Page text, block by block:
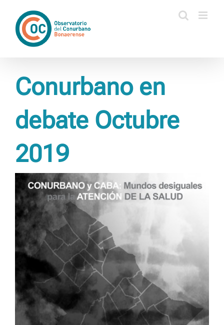
contenido
Conurbano en
debate Octubre
2019